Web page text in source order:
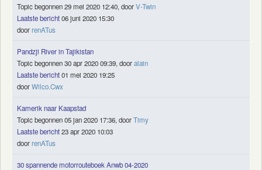
Topic begonnen 29 mei 2020 12:40, doorV-Twin
Laatste bericht06 juni 2020 15:30
doorrenATus
Pandzji River in Tajikistan
Topic begonnen 30 apr 2020 09:39, dooralain
Laatste bericht01 mei 2020 19:25
doorWilco.Cwx
Kamerik naar Kaapstad
Topic begonnen 05 jan 2020 17:36, doorTimy
Laatste bericht23 apr 2020 10:03
doorrenATus
30 spannende motorrouteboek Anwb 04-2020